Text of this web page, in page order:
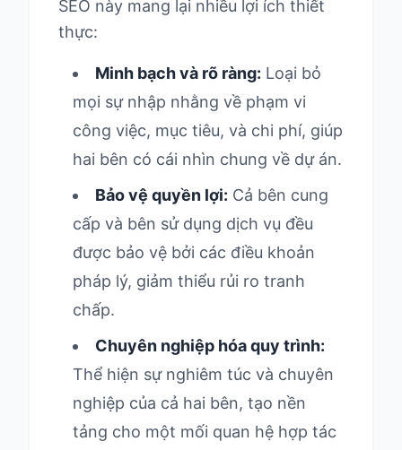
SEO này mang lại nhiều lợi ích thiết
thực:
Minh bạch và rõ ràng: Loại bỏ
mọi sự nhập nhằng về phạm vi
công việc, mục tiêu, và chi phí, giúp
hai bên có cái nhìn chung về dự án.
Bảo vệ quyền lợi: Cả bên cung
cấp và bên sử dụng dịch vụ đều
được bảo vệ bởi các điều khoản
pháp lý, giảm thiểu rủi ro tranh
chấp.
Chuyên nghiệp hóa quy trình:
Thể hiện sự nghiêm túc và chuyên
nghiệp của cả hai bên, tạo nền
tảng cho một mối quan hệ hợp tác